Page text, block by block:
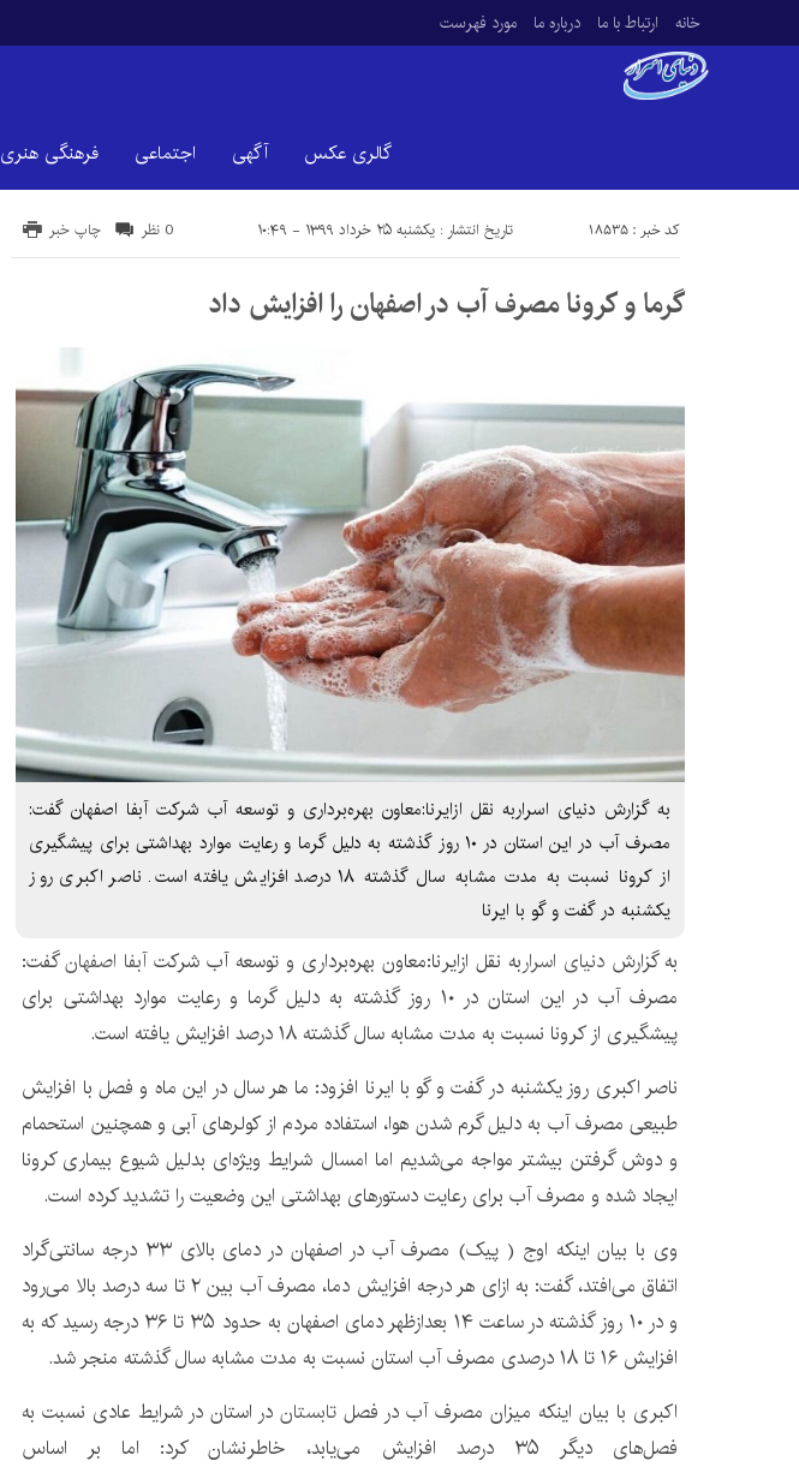
خانه ارتباط با ما درباره ما مورد فهرست
گالری عکس آگهی اجتماعی فرهنگی هنری
تاریخ انتشار : یکشنبه ۲۵ خرداد ۱۳۹۹ - ۱۰:۴۹ کد خبر : 18535 چاپ خبر 0 نظر
گرما و کرونا مصرف آب در اصفهان را افزایش داد
به گزارش دنیای اسراربه نقل ازایرنا:معاون بهره‌برداری و توسعه آب شرکت آبفا اصفهان گفت:
مصرف آب در این استان در ۱۰ روز گذشته به دلیل گرما و رعایت موارد بهداشتی برای پیشگیری
از کرونا نسبت به مدت مشابه سال گذشته ۱۸ درصد افزایش یافته است. ناصر اکبری روز
یکشنبه در گفت و گو با ایرنا
به گزارش دنیای اسراربه نقل ازایرنا:معاون بهره‌برداری و توسعه آب شرکتآبفا اصفهانگفت:
مصرف آب در این استان در ۱۰ روز گذشته به دلیل گرما و رعایت موارد بهداشتی برای
پیشگیری از کرونا نسبت به مدت مشابه سال گذشته ۱۸ درصد افزایش یافته است.
ناصر اکبری روز یکشنبه در گفت و گو با ایرنا افزود: ما هر سال در این ماه و فصل با افزایش
طبیعی مصرف آب به دلیل گرم شدن هوا، استفاده مردم از کولرهای آبی و همچنین استحمام
و دوش گرفتن بیشتر مواجه می‌شدیم اما امسال شرایط ویژه‌ای بدلیل شیوع بیماری کرونا
ایجاد شده و مصرف آب برای رعایت دستورهای بهداشتی این وضعیت را تشدید کرده است.
وی با بیان اینکه اوج ( پیک) مصرف آب در اصفهان در دمای بالای ۳۳ درجه سانتی‌گراد
اتفاق می‌افتد، گفت: به ازای هر درجه افزایش دما، مصرف آب بین ۲ تا سه درصد بالا می‌رود
و در ۱۰ روز گذشته در ساعت ۱۴ بعدازظهر دمای اصفهان به حدود ۳۵ تا ۳۶ درجه رسید که به
افزایش ۱۶ تا ۱۸ درصدی مصرف آب استان نسبت به مدت مشابه سال گذشته منجر شد.
اکبری با بیان اینکه میزان مصرف آب در فصل تابستان در استان در شرایط عادی نسبت به
فصل‌های دیگر ۳۵ درصد افزایش می‌یابد، خاطرنشان کرد: اما بر اساس